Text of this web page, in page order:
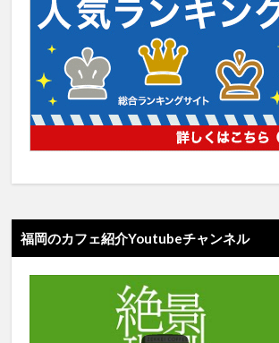
福岡のカフェ紹介Youtubeチャンネル